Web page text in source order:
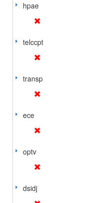
hpae
telccpt
transp
ece
optv
dsidj